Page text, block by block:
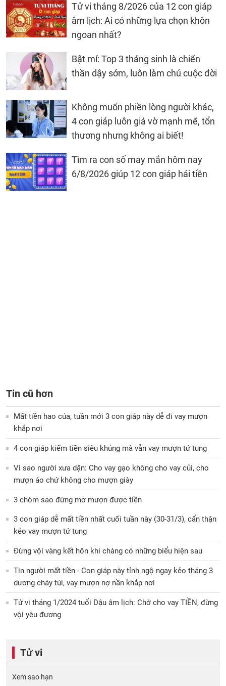
Tử vi tháng 8/2026 của 12 con giáp
âm lịch: Ai có những lựa chọn khôn
ngoan nhất?
Bật mí: Top 3 tháng sinh là chiến
thần dậy sớm, luôn làm chủ cuộc đời
Không muốn phiền lòng người khác,
4 con giáp luôn giả vờ mạnh mẽ, tổn
thương nhưng không ai biết!
Tìm ra con số may mắn hôm nay
6/8/2026 giúp 12 con giáp hái tiền
Tin cũ hơn
Mất tiền hao của, tuần mới 3 con giáp này dễ đi vay mượn
khắp nơi
4 con giáp kiếm tiền siêu khủng mà vẫn vay mượn tứ tung
Vì sao người xưa dặn: Cho vay gạo không cho vay củi, cho
mượn áo chứ không cho mượn giày
3 chòm sao đừng mơ mượn được tiền
3 con giáp dễ mất tiền nhất cuối tuần này (30-31/3), cẩn thận
kẻo vay mượn tứ tung
Đừng vội vàng kết hôn khi chàng có những biểu hiện sau
Tin người mất tiền - Con giáp này tỉnh ngộ ngay kẻo tháng 3
dương cháy túi, vay mượn nợ nần khắp nơi
Tử vi tháng 1/2024 tuổi Dậu âm lịch: Chớ cho vay TIỀN, đừng
vội yêu đương
Tử vi
Xem sao hạn